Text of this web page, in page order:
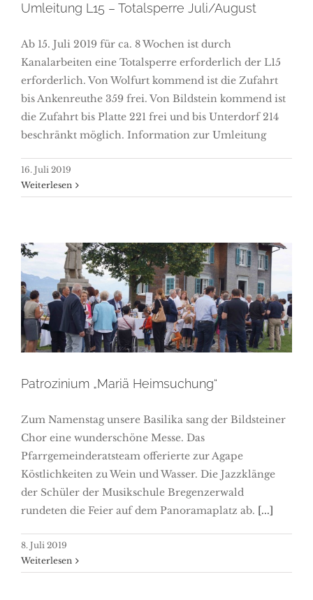
Umleitung L15 – Totalsperre Juli/August
Ab 15. Juli 2019 für ca. 8 Wochen ist durch
Kanalarbeiten eine Totalsperre erforderlich der L15
erforderlich. Von Wolfurt kommend ist die Zufahrt
bis Ankenreuthe 359 frei. Von Bildstein kommend ist
die Zufahrt bis Platte 221 frei und bis Unterdorf 214
beschränkt möglich. Information zur Umleitung
16. Juli 2019
Weiterlesen
Patrozinium „Mariä
Heimsuchung“
Patrozinium „Mariä Heimsuchung“
Zum Namenstag unsere Basilika sang der Bildsteiner
Chor eine wunderschöne Messe. Das
Pfarrgemeinderatsteam offerierte zur Agape
Köstlichkeiten zu Wein und Wasser. Die Jazzklänge
der Schüler der Musikschule Bregenzerwald
rundeten die Feier auf dem Panoramaplatz ab. [...]
8. Juli 2019
Weiterlesen